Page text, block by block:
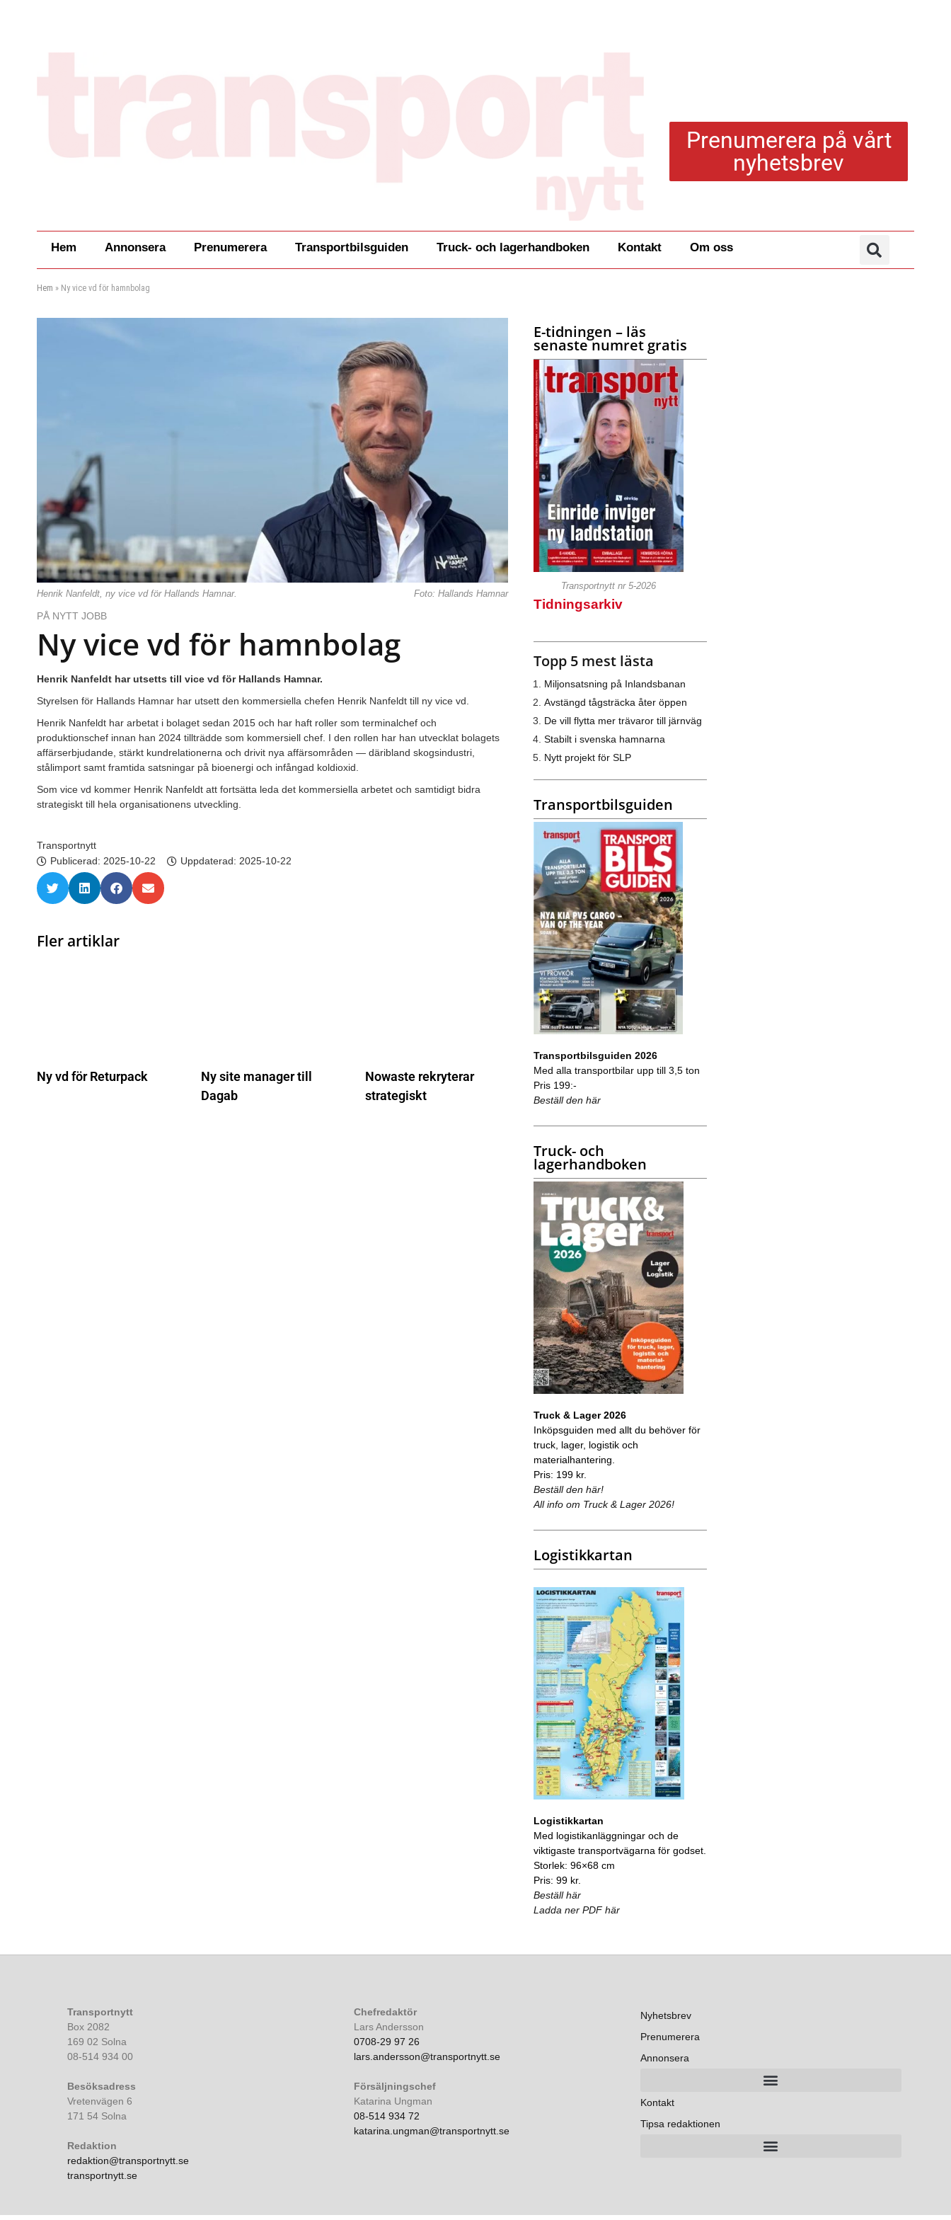
Prenumerera på vårt
nyhetsbrev
Hem Annonsera Prenumerera Transportbilsguiden Truck- och lagerhandboken Kontakt Om oss
Hem » Ny vice vd för hamnbolag
Henrik Nanfeldt, ny vice vd för Hallands Hamnar. Foto: Hallands Hamnar
PÅ NYTT JOBB
Ny vice vd för hamnbolag
Henrik Nanfeldt har utsetts till vice vd för Hallands Hamnar.
Styrelsen för Hallands Hamnar har utsett den kommersiella chefen Henrik Nanfeldt till ny vice vd.
Henrik Nanfeldt har arbetat i bolaget sedan 2015 och har haft roller som terminalchef och
produktionschef innan han 2024 tillträdde som kommersiell chef. I den rollen har han utvecklat bolagets
affärserbjudande, stärkt kundrelationerna och drivit nya affärsområden — däribland skogsindustri,
stålimport samt framtida satsningar på bioenergi och infångad koldioxid.
Som vice vd kommer Henrik Nanfeldt att fortsätta leda det kommersiella arbetet och samtidigt bidra
strategiskt till hela organisationens utveckling.
Transportnytt
Publicerad: 2025-10-22 Uppdaterad: 2025-10-22
Fler artiklar
Ny vd för Returpack
Ny site manager till
Dagab
Nowaste rekryterar
strategiskt
E-tidningen – läs
senaste numret gratis
Transportnytt nr 5-2026
Tidningsarkiv
Topp 5 mest lästa
Miljonsatsning på Inlandsbanan
Avstängd tågsträcka åter öppen
De vill flytta mer trävaror till järnväg
Stabilt i svenska hamnarna
Nytt projekt för SLP
Transportbilsguiden
Transportbilsguiden 2026
Med alla transportbilar upp till 3,5 ton
Pris 199:-
Beställ den här
Truck- och
lagerhandboken
Truck & Lager 2026
Inköpsguiden med allt du behöver för
truck, lager, logistik och
materialhantering.
Pris: 199 kr.
Beställ den här!
All info om Truck & Lager 2026!
Logistikkartan
Logistikkartan
Med logistikanläggningar och de
viktigaste transportvägarna för godset.
Storlek: 96×68 cm
Pris: 99 kr.
Beställ här
Ladda ner PDF här
Transportnytt
Box 2082
169 02 Solna
08-514 934 00
Besöksadress
Vretenvägen 6
171 54 Solna
Redaktion
redaktion@transportnytt.se
transportnytt.se
Chefredaktör
Lars Andersson
0708-29 97 26
lars.andersson@transportnytt.se
Försäljningschef
Katarina Ungman
08-514 934 72
katarina.ungman@transportnytt.se
Nyhetsbrev
Prenumerera
Annonsera
Kontakt
Tipsa redaktionen